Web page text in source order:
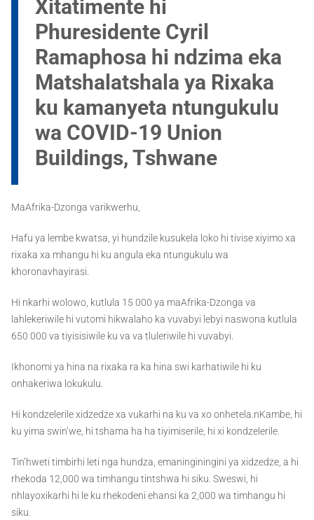
Xitatimente hi
Phuresidente Cyril
Ramaphosa hi ndzima eka
Matshalatshala ya Rixaka
ku kamanyeta ntungukulu
wa COVID-19 Union
Buildings, Tshwane
MaAfrika-Dzonga varikwerhu,
Hafu ya lembe kwatsa, yi hundzile kusukela loko hi tivise xiyimo xa
rixaka xa mhangu hi ku angula eka ntungukulu wa
khoronavhayirasi.
Hi nkarhi wolowo, kutlula 15 000 ya maAfrika-Dzonga va
lahlekeriwile hi vutomi hikwalaho ka vuvabyi lebyi naswona kutlula
650 000 va tiyisisiwile ku va va tluleriwile hi vuvabyi.
Ikhonomi ya hina na rixaka ra ka hina swi karhatiwile hi ku
onhakeriwa lokukulu.
Hi kondzelerile xidzedze xa vukarhi na ku va xo onhetela.nKambe, hi
ku yima swin’we, hi tshama ha ha tiyimiserile, hi xi kondzelerile.
Tin’hweti timbirhi leti nga hundza, emaninginingini ya xidzedze, a hi
rhekoda 12,000 wa timhangu tintshwa hi siku. Sweswi, hi
nhlayoxikarhi hi le ku rhekodeni ehansi ka 2,000 wa timhangu hi
siku.